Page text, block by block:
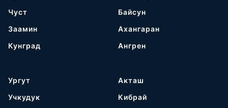
Чуст
Заамин
Кунград
Байсун
Ахангаран
Ангрен
Ургут
Учкудук
Акташ
Кибрай